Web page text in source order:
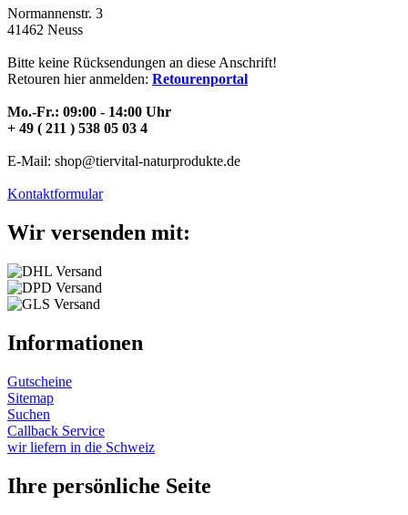
Normannenstr. 3
41462 Neuss
Bitte keine Rücksendungen an diese Anschrift!
Retouren hier anmelden: Retourenportal
Mo.-Fr.: 09:00 - 14:00 Uhr
+ 49 ( 211 ) 538 05 03 4
E-Mail: shop@tiervital-naturprodukte.de
Kontaktformular
Wir versenden mit:
Informationen
Gutscheine
Sitemap
Suchen
Callback Service
wir liefern in die Schweiz
Ihre persönliche Seite